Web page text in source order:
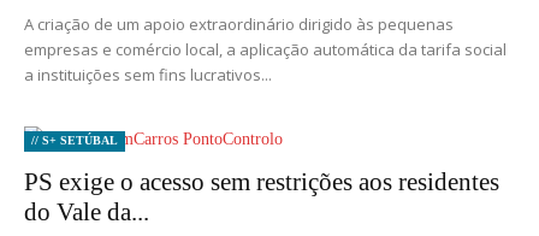
A criação de um apoio extraordinário dirigido às pequenas
empresas e comércio local, a aplicação automática da tarifa social
a instituições sem fins lucrativos...
// S+ SETÚBAL
PS exige o acesso sem restrições aos residentes
do Vale da...